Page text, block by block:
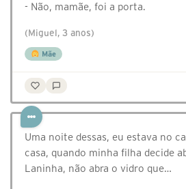
- Não, mamãe, foi a porta.
(Miguel, 3 anos)
Mãe
Uma noite dessas, eu estava no
casa, quando minha filha decide
Laninha, não abra o vidro que…